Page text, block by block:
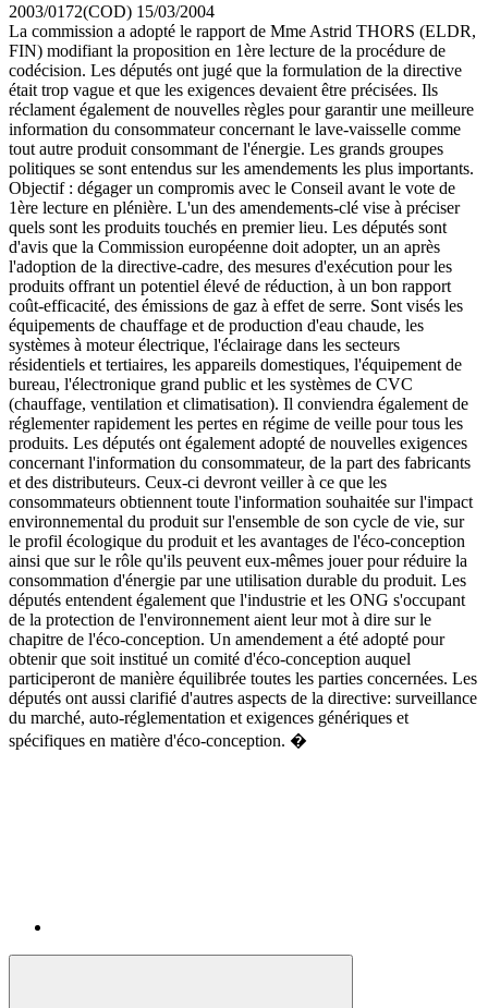
2003/0172(COD) 15/03/2004
La commission a adopté le rapport de Mme Astrid THORS (ELDR,
FIN) modifiant la proposition en 1ère lecture de la procédure de
codécision. Les députés ont jugé que la formulation de la directive
était trop vague et que les exigences devaient être précisées. Ils
réclament également de nouvelles règles pour garantir une meilleure
information du consommateur concernant le lave-vaisselle comme
tout autre produit consommant de l'énergie. Les grands groupes
politiques se sont entendus sur les amendements les plus importants.
Objectif : dégager un compromis avec le Conseil avant le vote de
1ère lecture en plénière. L'un des amendements-clé vise à préciser
quels sont les produits touchés en premier lieu. Les députés sont
d'avis que la Commission européenne doit adopter, un an après
l'adoption de la directive-cadre, des mesures d'exécution pour les
produits offrant un potentiel élevé de réduction, à un bon rapport
coût-efficacité, des émissions de gaz à effet de serre. Sont visés les
équipements de chauffage et de production d'eau chaude, les
systèmes à moteur électrique, l'éclairage dans les secteurs
résidentiels et tertiaires, les appareils domestiques, l'équipement de
bureau, l'électronique grand public et les systèmes de CVC
(chauffage, ventilation et climatisation). Il conviendra également de
réglementer rapidement les pertes en régime de veille pour tous les
produits. Les députés ont également adopté de nouvelles exigences
concernant l'information du consommateur, de la part des fabricants
et des distributeurs. Ceux-ci devront veiller à ce que les
consommateurs obtiennent toute l'information souhaitée sur l'impact
environnemental du produit sur l'ensemble de son cycle de vie, sur
le profil écologique du produit et les avantages de l'éco-conception
ainsi que sur le rôle qu'ils peuvent eux-mêmes jouer pour réduire la
consommation d'énergie par une utilisation durable du produit. Les
députés entendent également que l'industrie et les ONG s'occupant
de la protection de l'environnement aient leur mot à dire sur le
chapitre de l'éco-conception. Un amendement a été adopté pour
obtenir que soit institué un comité d'éco-conception auquel
participeront de manière équilibrée toutes les parties concernées. Les
députés ont aussi clarifié d'autres aspects de la directive: surveillance
du marché, auto-réglementation et exigences génériques et
spécifiques en matière d'éco-conception. �